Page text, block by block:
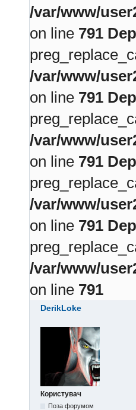
/var/www/
on line 791
/var/www/
on line 791
/var/www/
on line 791
/var/www/
on line 791
/var/www/
on line 791
DerikLoke
Користувач
Поза форумом